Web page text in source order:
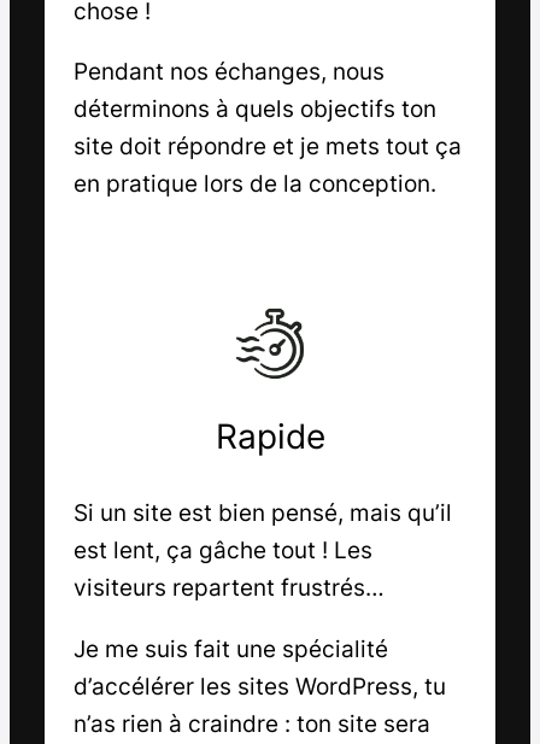
chose !
Pendant nos échanges, nous
déterminons à quels objectifs ton
site doit répondre et je mets tout ça
en pratique lors de la conception.
Rapide
Si un site est bien pensé, mais qu’il
est lent, ça gâche tout ! Les
visiteurs repartent frustrés…
Je me suis fait une spécialité
d’accélérer les sites WordPress, tu
n’as rien à craindre : ton site sera